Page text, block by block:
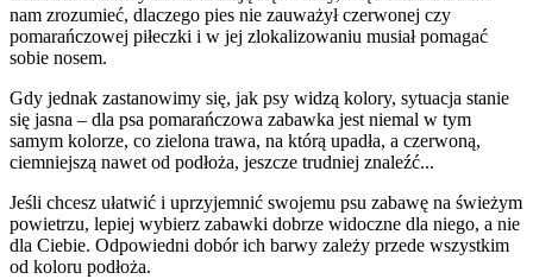
nam zrozumieć, dlaczego pies nie zauważył czerwonej czy
pomarańczowej piłeczki i w jej zlokalizowaniu musiał pomagać
sobie nosem.
Gdy jednak zastanowimy się, jak psy widzą kolory, sytuacja stanie
się jasna – dla psa pomarańczowa zabawka jest niemal w tym
samym kolorze, co zielona trawa, na którą upadła, a czerwoną,
ciemniejszą nawet od podłoża, jeszcze trudniej znaleźć...
Jeśli chcesz ułatwić i uprzyjemnić swojemu psu zabawę na świeżym
powietrzu, lepiej wybierz zabawki dobrze widoczne dla niego, a nie
dla Ciebie. Odpowiedni dobór ich barwy zależy przede wszystkim
od koloru podłoża.